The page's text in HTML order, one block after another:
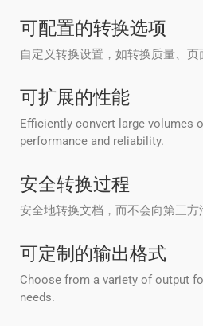
可配置的转换选项
自定义转换设置，如转换质量、页
可扩展的性能
Efficiently convert large volumes
performance and reliability.
安全转换过程
安全地转换文档，而不会向第三方
可定制的输出格式
Choose from a variety of output
needs.